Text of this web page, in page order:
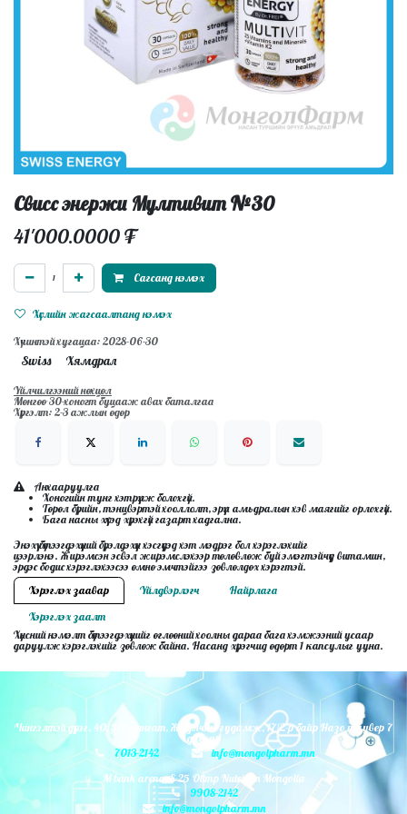
Свисс энержи Мултивит №30
41'000.0000₮
Сагсанд нэмэх
Хүслийн жагсаалтанд нэмэх
Хүчинтэй хугацаа: 2028-06-30
Swiss Хямдрал
Үйлчилгээний нөхцөл
Мөнгөө 30-хоногт буцааж авах баталгаа
Хүргэлт: 2-3 ажлын өдөр
Анхааруулга
Хоногийн тунг хэтрүүлж болохгүй.
Төрөл бүрийн, тэнцвэртэй хооллолт, эрүүл амьдралын хэв маягийг орлохгүй.
Бага насны хүүхэд хүрэхгүй газарт хадгална.
Энэхүү бүтээгдэхүүний бүрэлдэхүүн хэсгүүдэд хэт мэдрэг бол хэрэглэхийг
цээрлэнэ. Жирэмсэн эсвэл жирэмслэхээр төлөвлөж буй эмэгтэйчүүд витамин,
эрдэс бодис хэрэглэхээсээ өмнө эмчтэйгээ зөвлөлдөх хэрэгтэй.
Хэрэглэх заавар
Үйлдвэрлэгч
Найрлага
Хэрэглэх заалт
Хүнсний нэмэлт бүтээгдэхүүнийг өглөөний хоолны дараа бага хэмжээний усаар
даруулж хэрэглэхийг зөвлөж байна. Насанд хүрэгчид өдөрт 1 капсулыг ууна.
Чингэлтэй дүүрэг, 40, 50 мянгат, Жуулчны гудамж, 17/2-р байр Назо таувер 7
давхар
7013-2142
info@mongolpharm.mn
M bank arena, S-25 Olimp Nutrition Mongolia
9908-2142
info@mongolpharm.mn